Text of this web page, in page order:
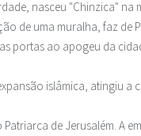
nasceu "Chinzica"
de uma muralha, faz
ao apogeu da
islâmica, atingiu
de Jerusalém. A